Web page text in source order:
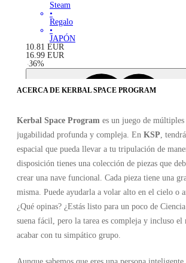
Steam
•
Regalo
•
JAPÓN
10.81 EUR
16.99 EUR
-36%
ACERCA DE KERBAL SPACE PROGRAM
Kerbal Space Program es un juego de múltiples
jugabilidad profunda y compleja. En KSP ,
espacial que pueda llevar a tu tripulación de
disposición tienes una colección de piezas que
crear una nave funcional. Cada pieza tiene una
misma. Puede ayudarla a volar alto en el cielo o
¿Qué opinas? ¿Estás listo para un poco de Ciencia
suena fácil, pero la tarea es compleja y incluso
acabar con tu simpático grupo.